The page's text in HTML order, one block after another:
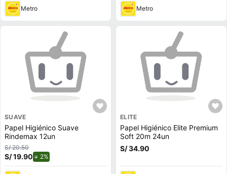
Metro Metro
SUAVE
Papel Higiénico Suave
Rindemax 12un
S/ 20.50
S/ 19.90 2%
ELITE
Papel Higiénico Elite Premium
Soft 20m 24un
S/ 34.90